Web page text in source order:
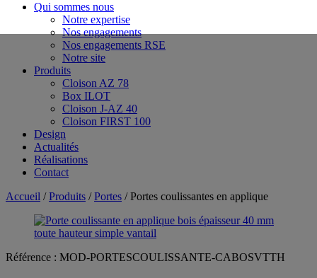
Qui sommes nous
Notre expertise
Nos engagements
Nos engagements RSE
Notre site
Produits
Cloison AZ 78
Box ILOT
Cloison J-AZ 40
Cloison FIRST 100
Design
Actualités
Réalisations
Contact
Accueil /Produits /Portes / Portes coulissantes en applique
Référence : MOD-PORTESCOULISSANTE-CABOSVTTH